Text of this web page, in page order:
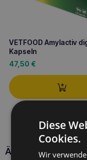
VETFOOD Amylactiv
Kapseln
47,50 €
Ähnliche Produkte
Diese
Cookies.
Wir